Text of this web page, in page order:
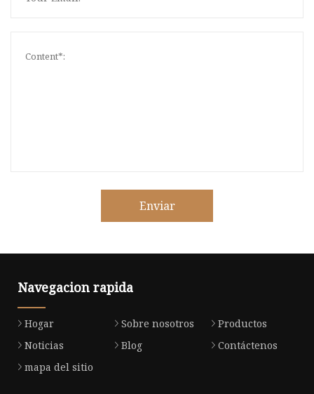
Enviar
Navegacion rapida
Hogar Sobre nosotros
Productos
Noticias
Blog
Contáctenos
mapa del sitio